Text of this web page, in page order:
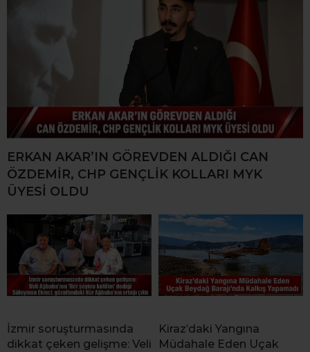
ERKAN AKAR’IN GÖREVDEN ALDIĞI CAN
ÖZDEMİR, CHP GENÇLİK KOLLARI MYK
ÜYESİ OLDU
İzmir soruşturmasında
dikkat çeken gelişme: Veli
Kiraz’daki Yangına
Müdahale Eden Uçak